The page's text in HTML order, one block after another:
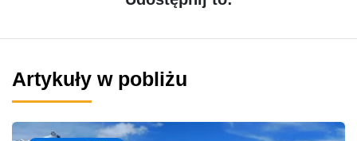
Artykuły w pobliżu